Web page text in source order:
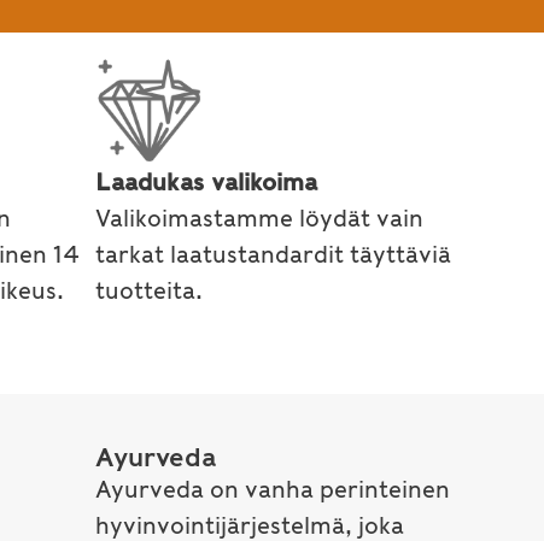
14
Laadukas valikoima
Valikoimastamme löydät vain
tarkat laatustandardit täyttäviä
tuotteita.
Ayurveda
Ayurveda on vanha perinteinen
hyvinvointijärjestelmä, joka